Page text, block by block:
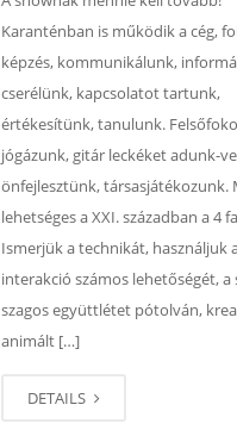
Karanténban is működik a cég,
képzés, kommunikálunk,
cserélünk, kapcsolatot tartunk,
értékesítünk, tanulunk.
jógázunk, gitár leckéket adunk-
önfejlesztünk, társasjátékozunk.
lehetséges a XXI. században a 4
Ismerjük a technikát, használjuk
interakció számos lehetőségét, a
szagos együttlétet pótolván,
animált […]
DETAILS